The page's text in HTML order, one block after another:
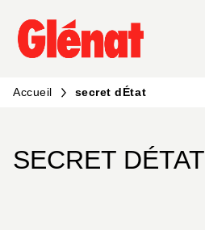
MENU RECHERCHE
PIED DE PAGE
Accueil secret dÉtat
SECRET DÉTAT